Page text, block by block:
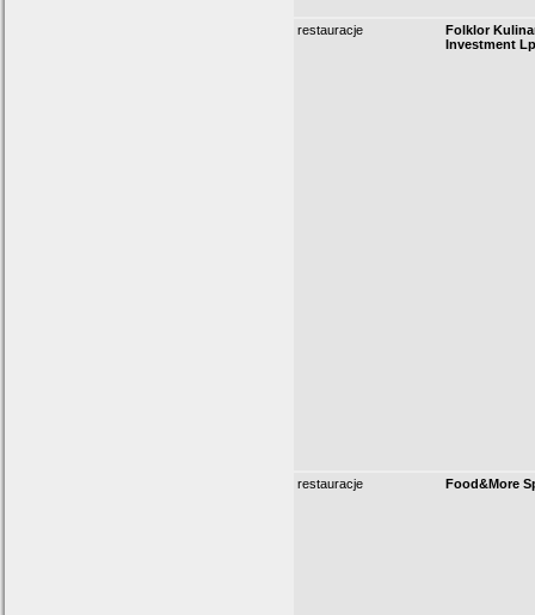
restauracje
Folklor
Investment
restauracje Food&More